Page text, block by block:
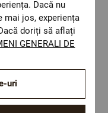
pentru
orice stil și
Dacă nu
mai jos, experiența
doriți să aflați
GENERALI DE
uri